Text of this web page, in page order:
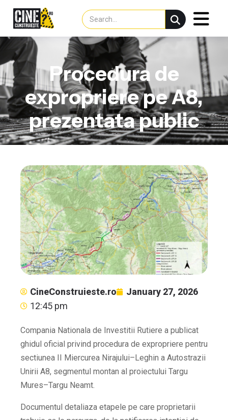
Procedura de
expropriere pe A8,
prezentata public
CineConstruieste.ro
January 27, 2026
12:45 pm
Compania Nationala de Investitii Rutiere a publicat
ghidul oficial privind procedura de expropriere pentru
sectiunea II Miercurea Nirajului–Leghin a Autostrazii
Unirii A8, segmentul montan al proiectului Targu
Mures–Targu Neamt.
Documentul detaliaza etapele pe care proprietarii